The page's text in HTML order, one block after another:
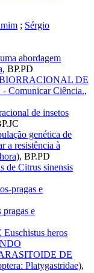
; Sérgio
abordagem
, BP.PD
DE
Comunicar Ciência.,
de insetos
genética de
a resistência à
, BP.PD
de Citrus sinensis
pragas e
e
heros
DE
Platygastridae),